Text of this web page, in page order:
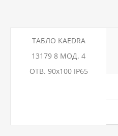
ТАБЛО KAEDRA
13179 8 МОД. 4
ОТВ. 90х100 IP65